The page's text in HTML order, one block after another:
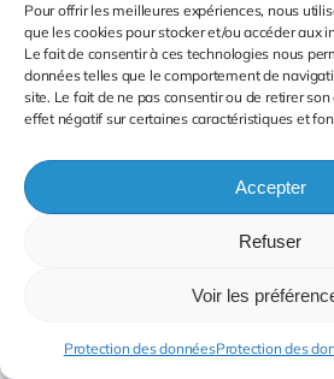
Pour offrir les meilleures expériences, nous
que les cookies pour stocker et/ou accéder aux
Le fait de consentir à ces technologies nous
données telles que le comportement de
site. Le fait de ne pas consentir ou de retirer
effet négatif sur certaines caractéristiques et
Accepter
Refuser
Voir les
Protection des donnéesProtection des
94250 Gentilly
94200 Ivry-sur-Seine
94510 La Queue-en-Brie
Troisième secteur Nettoyage
commerciaux 94 Val de Marne